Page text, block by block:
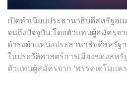
เปิดทำเนียบประธานาธิบดีสหรัฐอเ
จนถึงปัจจุบัน โดยตัวแทนผู้สมัครจา
ดำรงตำแหน่งประธานาธิบดีสหรัฐ
ในประวัติศาสตร์การเมืองของสห
ตัวแทนผู้สมัครจาก ‘พรรคเดโมแค